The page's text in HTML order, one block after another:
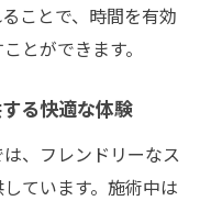
ことで、時間を有効
とができます。
る快適な体験
、フレンドリーなス
ています。施術中は